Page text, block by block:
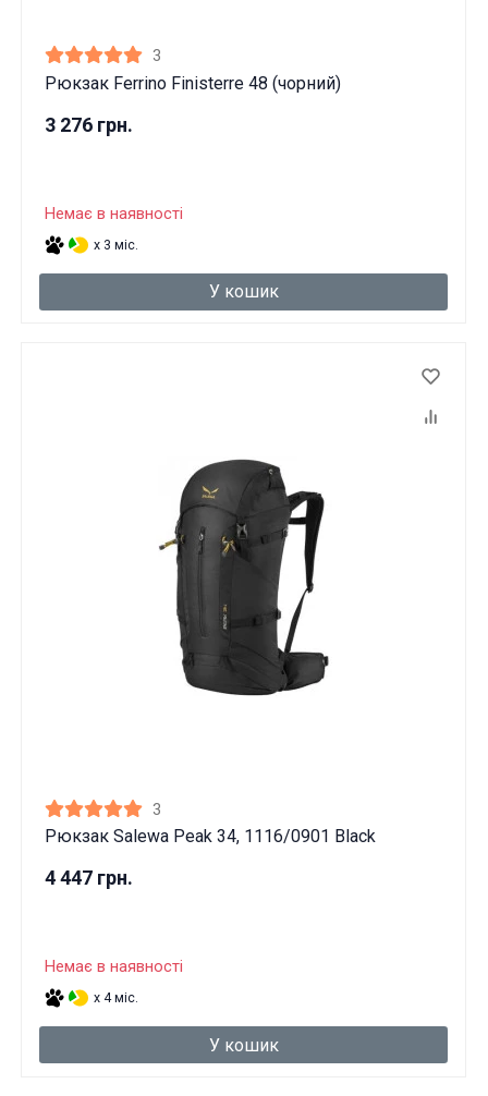
3
Рюкзак Ferrino Finisterre 48 (чорний)
3 276 грн.
Немає в наявності
x 3 міс.
У кошик
3
Рюкзак Salewa Peak 34, 1116/0901 Black
4 447 грн.
Немає в наявності
x 4 міс.
У кошик